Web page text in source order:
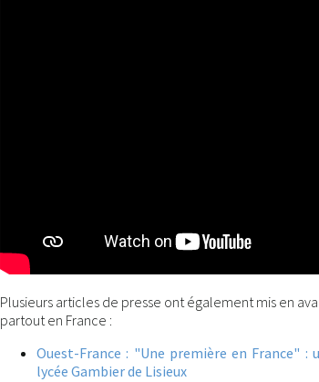
Plusieurs articles de presse ont également mis en
partout en France :
Ouest-France : "Une première en France" :
lycée Gambier de Lisieux